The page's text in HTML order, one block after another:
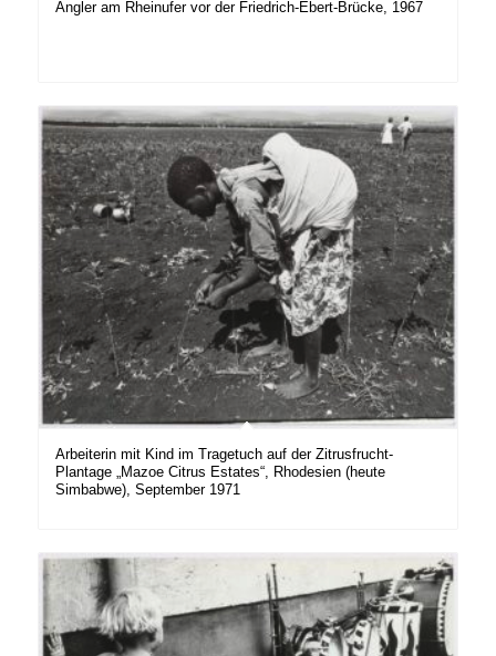
Angler am Rheinufer vor der Friedrich-Ebert-Brücke, 1967
Arbeiterin mit Kind im Tragetuch auf der Zitrusfrucht-
Plantage „Mazoe Citrus Estates“, Rhodesien (heute
Simbabwe), September 1971